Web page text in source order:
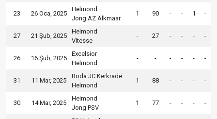
23 26 Oca, 2025
Helmond
Jong AZ Alkmaar
1 90 - - 1 -
27 21 Şub, 2025
Helmond
Vitesse
- 27 - - - -
26 16 Şub, 2025
Excelsior
Helmond
- - - - - -
31 11 Mar, 2025
Roda JC Kerkrade
Helmond
1 88 - - - -
30 14 Mar, 2025
Helmond
Jong PSV
1 77 - - - -